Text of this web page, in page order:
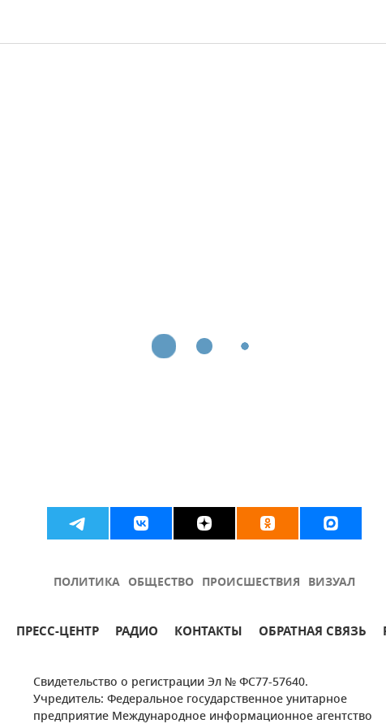
ПОЛИТИКА ОБЩЕСТВО ПРОИСШЕСТВИЯ ВИЗУАЛ
ПРЕСС-ЦЕНТР РАДИО КОНТАКТЫ ОБРАТНАЯ СВЯЗЬ
Свидетельство о регистрации Эл № ФС77-57640.
Учредитель: Федеральное государственное унитарное
предприятие Международное информационное агентство